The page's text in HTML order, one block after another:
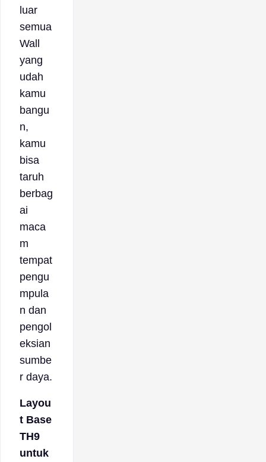
luar
semua
Wall
yang
udah
kamu
bangu
n,
kamu
bisa
taruh
berbag
ai
maca
m
tempat
pengu
mpula
n dan
pengol
eksian
sumbe
r daya.
Layou
t Base
TH9
untuk